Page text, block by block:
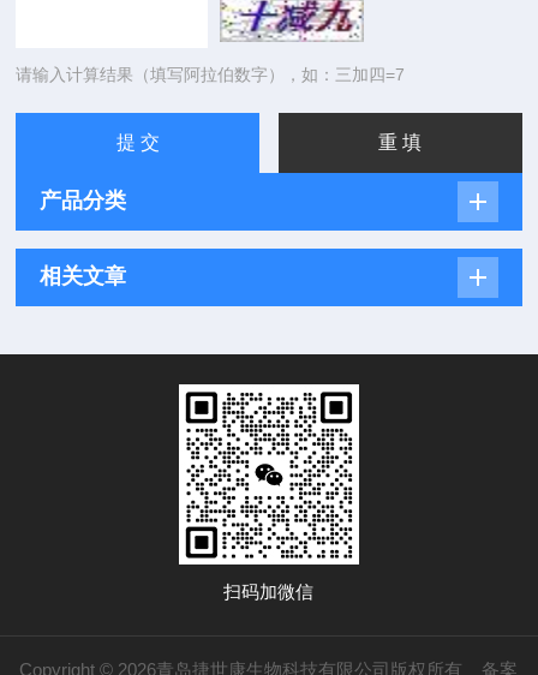
请输入计算结果（填写阿拉伯数字），如：三加四=7
产品分类
相关文章
扫码加微信
Copyright © 2026青岛捷世康生物科技有限公司版权所有 备案